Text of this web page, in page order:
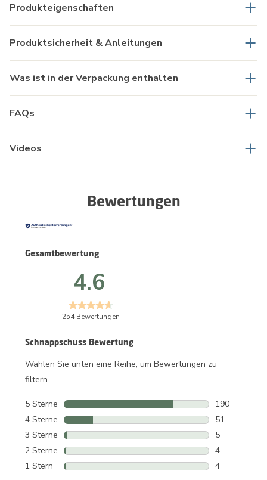
Produkteigenschaften
Produktsicherheit & Anleitungen
Was ist in der Verpackung enthalten
FAQs
Videos
Bewertungen
Schnappschuss Bewertung
Wählen Sie unten eine Reihe, um Bewertungen zu
filtern.
5 Sterne Sterne
190
190
4 Sterne Sterne
51
51
3 Sterne Sterne
5
5
2 Sterne Sterne
4
4
1 Stern Sterne
4
Gesamtbewertung
4.6
254 Bewertungen